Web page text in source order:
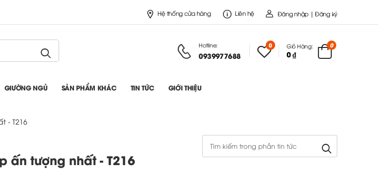
Hệ thống cửa hàng Liên hệ Đăng nhập | Đăng ký
Hotline:
0939977688
0 Giỏ Hàng:
0 ₫
0
GIƯỜNG NGỦ SẢN PHẨM KHÁC TIN TỨC GIỚI THIỆU
- T216
tượng nhất - T216